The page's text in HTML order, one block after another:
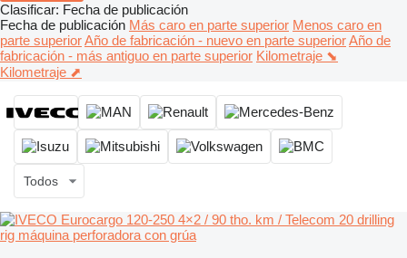
Clasificar: Fecha de publicación
Fecha de publicación Más caro en parte superior Menos caro en
parte superiorAño de fabricación - nuevo en parte superiorAño de
fabricación - más antiguo en parte superior Kilometraje ⬊
Kilometraje ⬈
Todos